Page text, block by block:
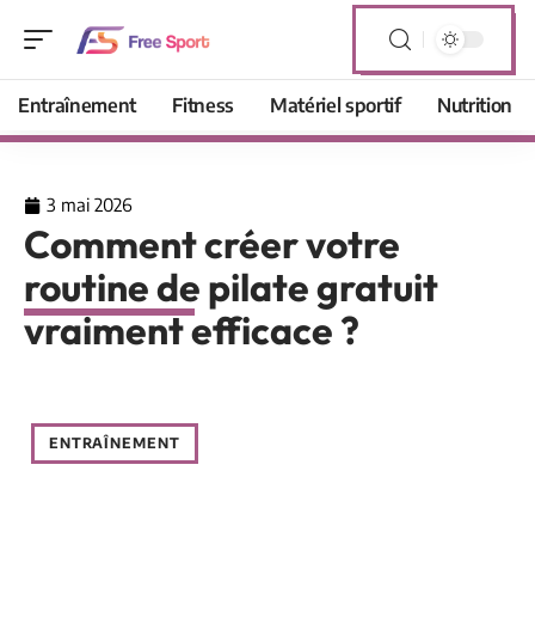
Entraînement Fitness Matériel sportif Nutrition
3 mai 2026
Comment créer votre
routine de pilate gratuit
vraiment efficace ?
ENTRAÎNEMENT